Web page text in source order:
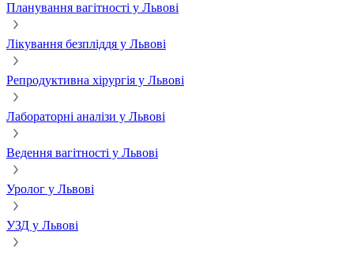
Планування вагітності у Львові
Лікування безпліддя у Львові
Репродуктивна хірургія у Львові
Лабораторні аналізи у Львові
Ведення вагітності у Львові
Уролог у Львові
УЗД у Львові